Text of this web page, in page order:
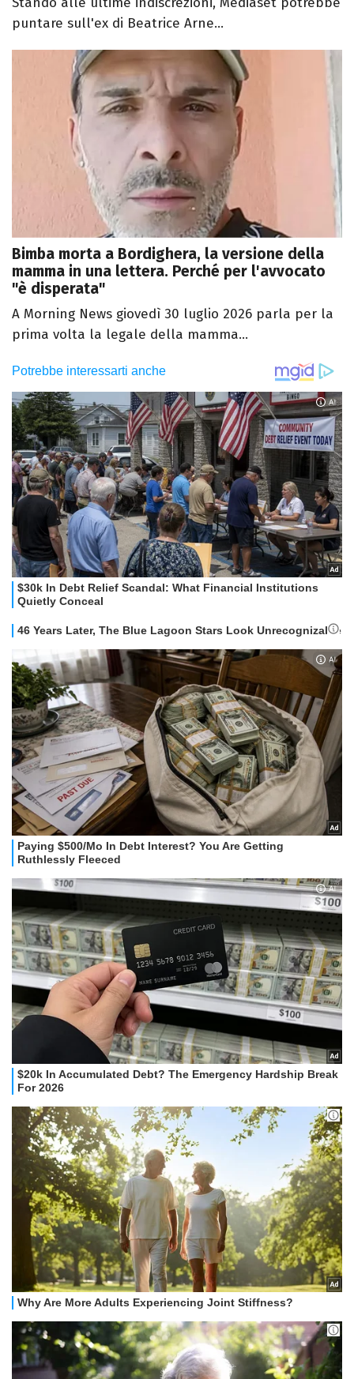
puntare sull'ex di Beatrice Arne...
Bimba morta a Bordighera, la versione della
mamma in una lettera. Perché per l'avvocato
"è disperata"
A Morning News giovedì 30 luglio 2026 parla per la
prima volta la legale della mamma...